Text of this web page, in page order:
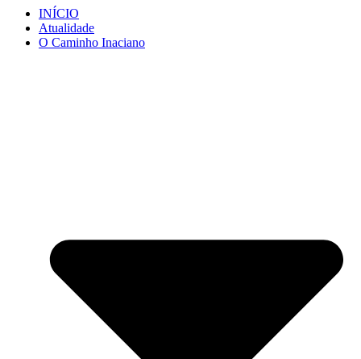
INÍCIO
Atualidade
O Caminho Inaciano